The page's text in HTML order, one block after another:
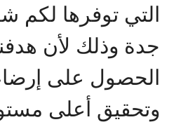
التي توفرها لكم
جدة وذلك لأن
الحصول على
وتحقيق أعلى